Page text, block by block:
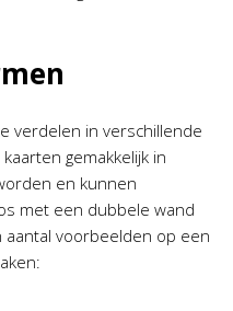
verdelen in verschillende
gemakkelijk in
en kunnen
met een dubbele wand
voorbeelden op een